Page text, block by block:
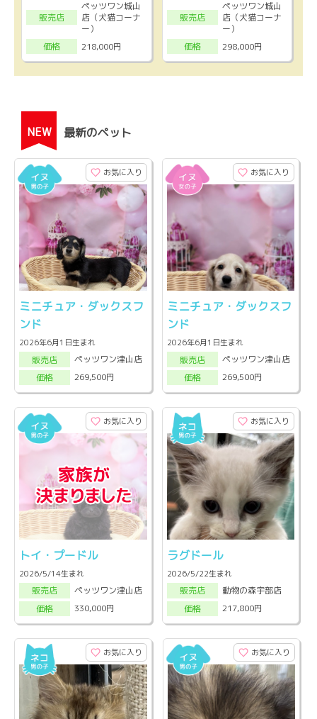
販売店
ペッツワン城山
店（犬猫コーナ
ー）
価格
218,000円
販売店
ペッツワン城山
店（犬猫コーナ
ー）
価格
298,000円
NEW 最新のペット
お気に入り
ミニチュア・ダックスフ
ンド
2026年6月1日生まれ
販売店
ペッツワン津山店
価格
269,500円
お気に入り
ミニチュア・ダックスフ
ンド
2026年6月1日生まれ
販売店
ペッツワン津山店
価格
269,500円
お気に入り
トイ・プードル
2026/5/14生まれ
販売店
ペッツワン津山店
価格
330,000円
お気に入り
ラグドール
2026/5/22生まれ
販売店
動物の森宇部店
価格
217,800円
お気に入り お気に入り